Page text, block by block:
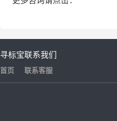
寻标宝
首页
联系我们
联系客服